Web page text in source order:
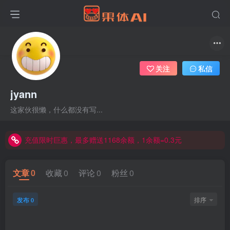
jyann
这家伙很懒，什么都没有写...
关注 私信
充值限时巨惠，最多赠送1168余额，1余额=0.3元
文章0 收藏 0 评论 0 粉丝 0
发布 0 排序